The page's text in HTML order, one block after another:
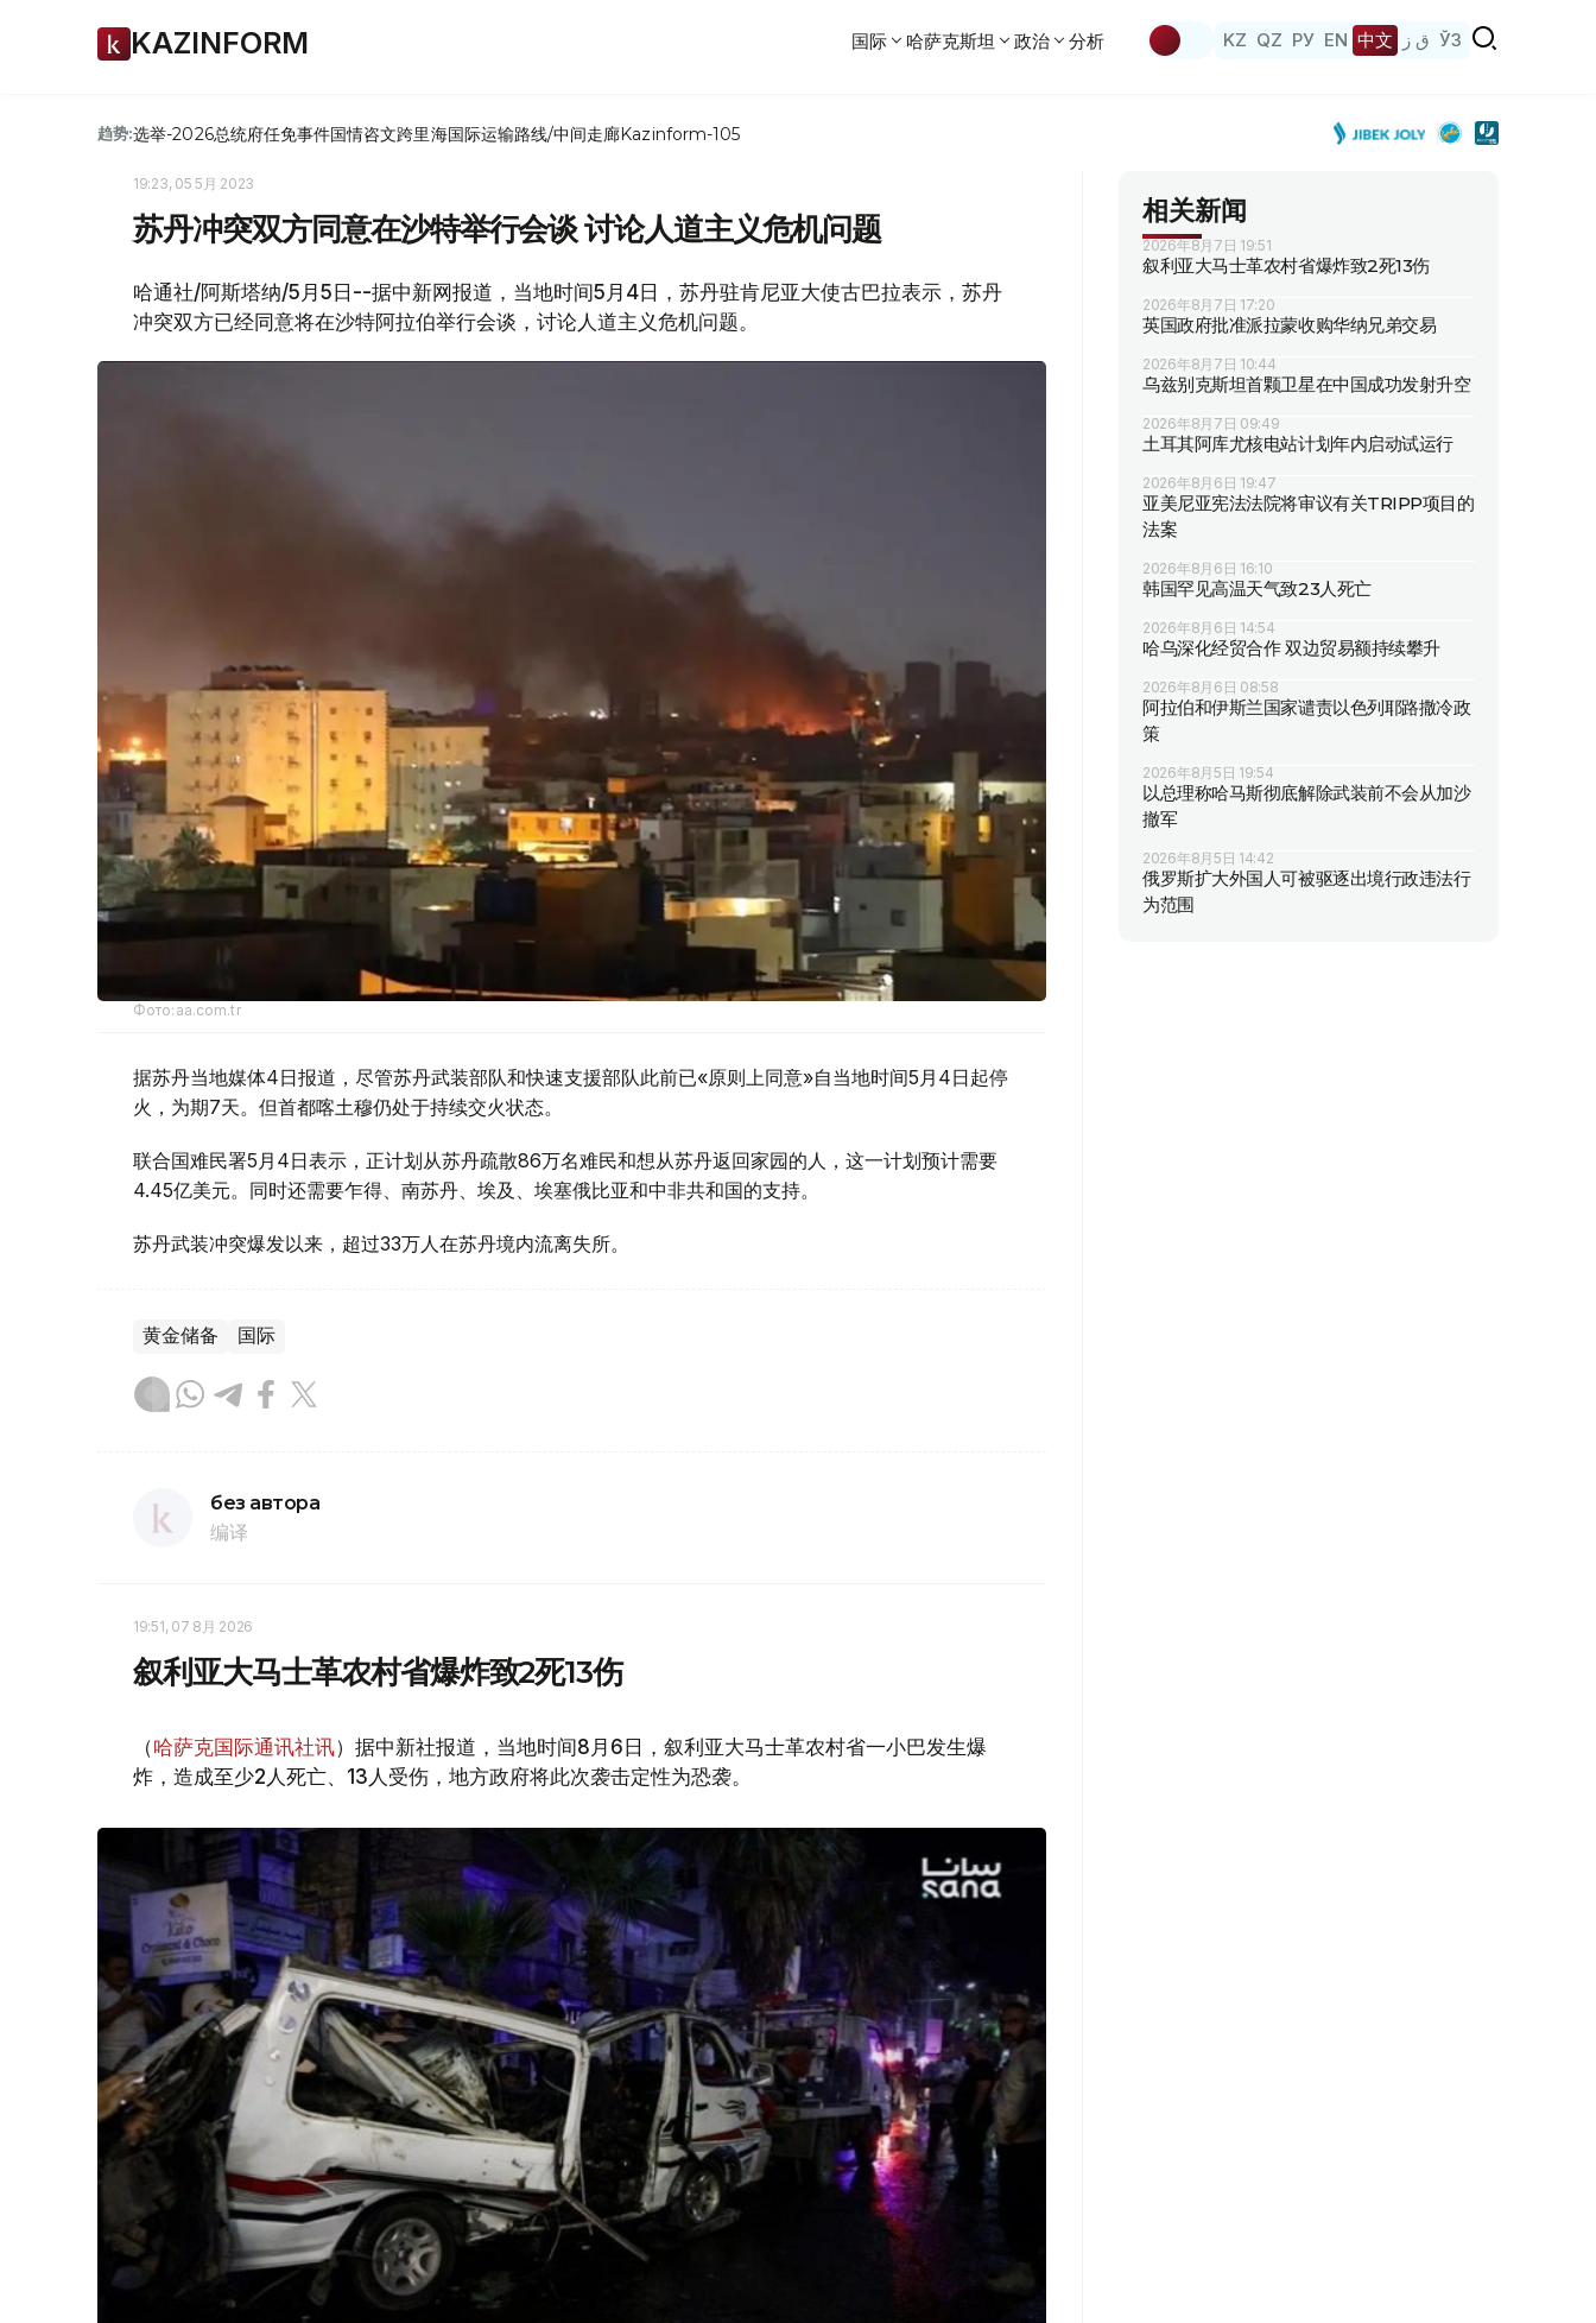
KAZINFORM 国际 哈萨克斯坦 政治 分析 KZ QZ РУ EN 中文 ق ز ЎЗ
趋势:选举-2026总统府任免事件国情咨文跨里海国际运输路线/中间走廊Kazinform-105
19:23, 05 5月 2023
苏丹冲突双方同意在沙特举行会谈 讨论人道主义危机问题
哈通社/阿斯塔纳/5月5日--据中新网报道，当地时间5月4日，苏丹驻肯尼亚大使古巴拉表示，苏丹
冲突双方已经同意将在沙特阿拉伯举行会谈，讨论人道主义危机问题。
Фото:aa.com.tr
据苏丹当地媒体4日报道，尽管苏丹武装部队和快速支援部队此前已«原则上同意»自当地时间5月4日起停
火，为期7天。但首都喀土穆仍处于持续交火状态。
联合国难民署5月4日表示，正计划从苏丹疏散86万名难民和想从苏丹返回家园的人，这一计划预计需要
4.45亿美元。同时还需要乍得、南苏丹、埃及、埃塞俄比亚和中非共和国的支持。
苏丹武装冲突爆发以来，超过33万人在苏丹境内流离失所。
黄金储备 国际
без автора
编译
19:51, 07 8月 2026
叙利亚大马士革农村省爆炸致2死13伤
（哈萨克国际通讯社讯）据中新社报道，当地时间8月6日，叙利亚大马士革农村省一小巴发生爆
炸，造成至少2人死亡、13人受伤，地方政府将此次袭击定性为恐袭。
相关新闻
2026年8月7日 19:51
叙利亚大马士革农村省爆炸致2死13伤
2026年8月7日 17:20
英国政府批准派拉蒙收购华纳兄弟交易
2026年8月7日 10:44
乌兹别克斯坦首颗卫星在中国成功发射升空
2026年8月7日 09:49
土耳其阿库尤核电站计划年内启动试运行
2026年8月6日 19:47
亚美尼亚宪法法院将审议有关TRIPP项目的
法案
2026年8月6日 16:10
韩国罕见高温天气致23人死亡
2026年8月6日 14:54
哈乌深化经贸合作 双边贸易额持续攀升
2026年8月6日 08:58
阿拉伯和伊斯兰国家谴责以色列耶路撒冷政
策
2026年8月5日 19:54
以总理称哈马斯彻底解除武装前不会从加沙
撤军
2026年8月5日 14:42
俄罗斯扩大外国人可被驱逐出境行政违法行
为范围